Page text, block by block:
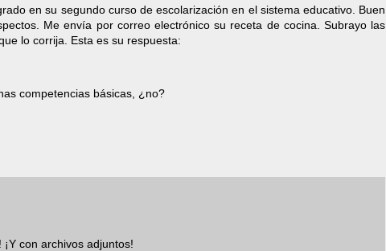
en su segundo curso de escolarización en el sistema educativo. Buen
Me envía por correo electrónico su receta de cocina. Subrayo las
lo corrija. Esta es su respuesta:
competencias básicas, ¿no?
con archivos adjuntos!